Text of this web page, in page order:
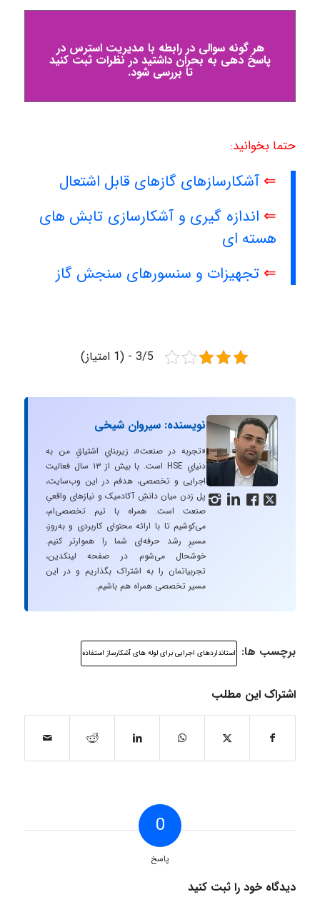
هر گونه سوالی در رابطه با مدیریت استرس در
پاسخ دهی به بحران داشتید در نظرات ثبت کنید
تا بررسی شود.
حتما بخوانید:
⇐ آشکارسازهای گازهای قابل اشتعال
⇐ اندازه گیری و آشکارسازی تابش های
هسته ای
⇐ تجهیزات و سنسورهای سنجش گاز
3/5 - (1 امتیاز)
   
نویسنده: سیروان شیخی
«تجربه در صنعت»، زیربنایِ اشتیاقِ من به
دنیایِ HSE است. با بیش از ۱۳ سال فعالیت
اجرایی و تخصصی، هدفم در این وب‌سایت،
پل زدن میان دانشِ آکادمیک و نیازهای واقعیِ
صنعت است. همراه با تیم تخصصی‌ام،
می‌کوشیم تا با ارائه محتوای کاربردی و به‌روز،
مسیرِ رشد حرفه‌ای شما را هموارتر کنیم.
خوشحال می‌شوم در صفحه لینکدین،
تجربیاتمان را به اشتراک بگذاریم و در این
مسیر تخصصی همراه هم باشیم.
برچسب ها: استانداردهای اجرایی برای لوله های آشکارساز استفاده
اشتراک این مطلب
0
پاسخ
دیدگاه خود را ثبت کنید